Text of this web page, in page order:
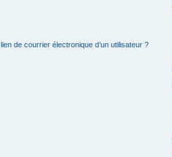
de courrier électronique d’un utilisateur ?